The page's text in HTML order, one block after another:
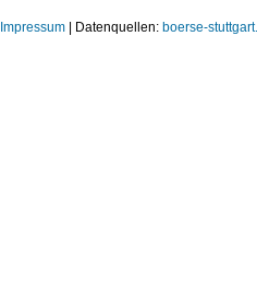
Impressum | Datenquellen: boerse-